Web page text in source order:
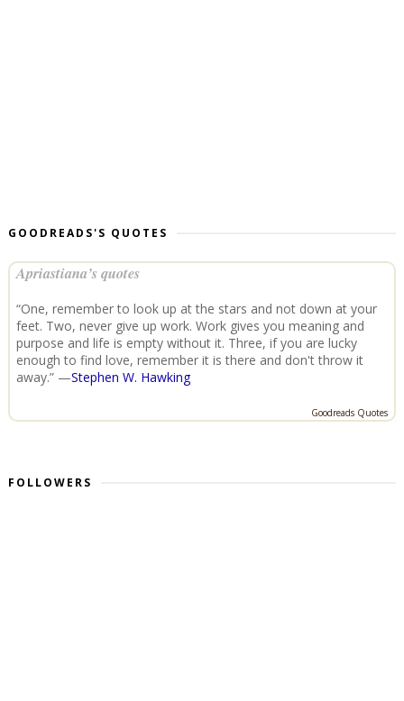
GOODREADS'S QUOTES
Apriastiana’s quotes
“One, remember to look up at the stars and not down at your
feet. Two, never give up work. Work gives you meaning and
purpose and life is empty without it. Three, if you are lucky
enough to find love, remember it is there and don't throw it
away.” —Stephen W. Hawking
Goodreads Quotes
FOLLOWERS